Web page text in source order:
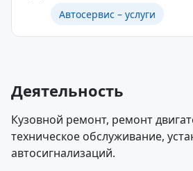
Автосервис – услуги
Деятельность
Кузовной ремонт, ремонт
техническое обслуживание,
автосигнализаций.